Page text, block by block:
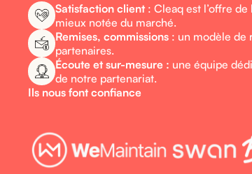
Satisfaction client : Cleaq est l’offre
mieux notée du marché.
Remises, commissions : un modèle de
partenaires.
Écoute et sur-mesure : une équipe
de notre partenariat.
Ils nous font confiance